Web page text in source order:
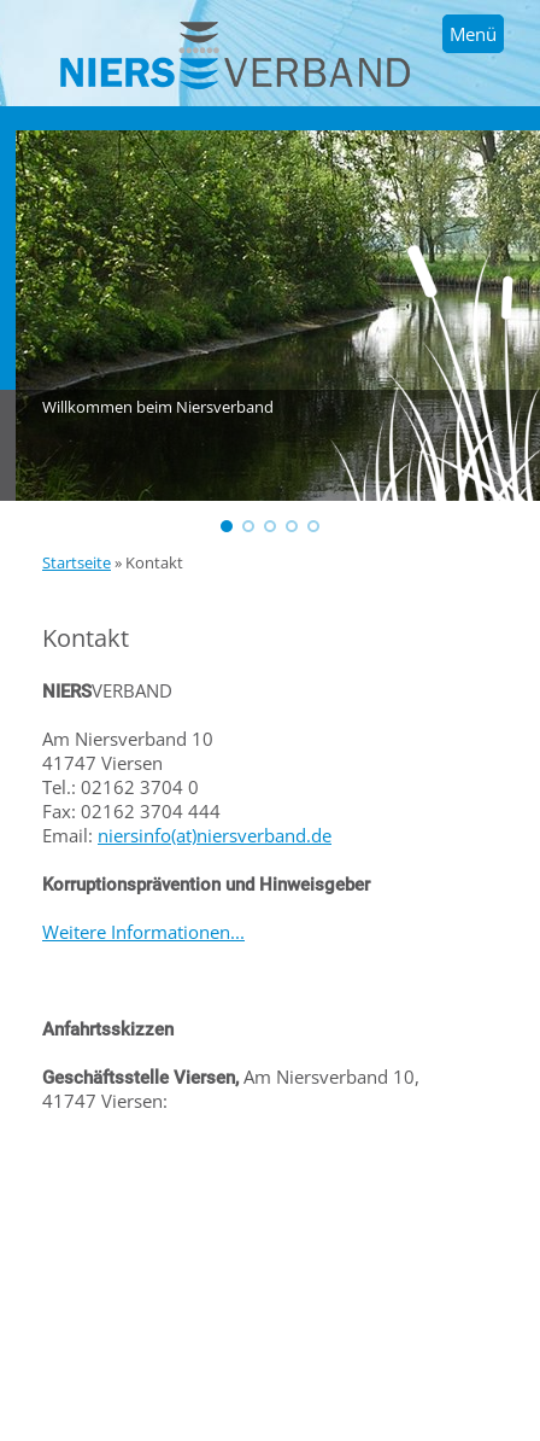
Menü
Willkommen beim Niersverband
Startseite» Kontakt
Kontakt
NIERSVERBAND
Am Niersverband 10
41747 Viersen
Tel.: 02162 3704 0
Fax: 02162 3704 444
Email: niersinfo(at)niersverband.de
Korruptionsprävention und Hinweisgeber
Weitere Informationen...
Anfahrtsskizzen
Geschäftsstelle Viersen,Am Niersverband 10,
41747 Viersen: